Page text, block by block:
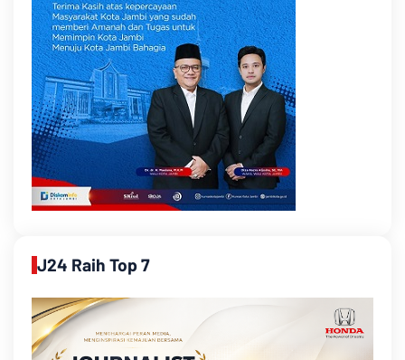
J24 Raih Top 7